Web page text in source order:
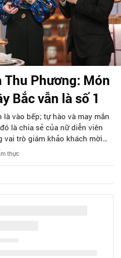
Thu Phương: Món
Bắc vẫn là số 1
vào bếp; tự hào và may mắn
là chia sẻ của nữ diễn viên
vai trò giám khảo khách mời
lạ, phát sóng lúc 12 giờ ngày
kênh VTV3.
thực